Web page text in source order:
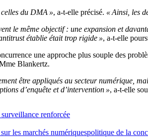
du DMA », a-t-elle précisé. « Ainsi, les
le même objectif : une expansion et
établie était trop rigide », a-t-elle
une approche plus souple des
Blankertz.
être appliqués au secteur numérique,
d’enquête et d’intervention », a-t-elle
renforcée
les marchés numériquespolitique de la